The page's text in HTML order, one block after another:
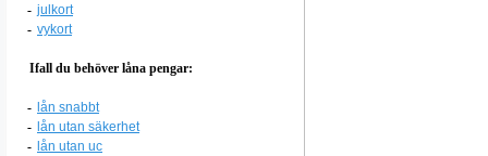
- julkort
- vykort
Ifall du behöver låna pengar:
- lån snabbt
- lån utan säkerhet
- lån utan uc